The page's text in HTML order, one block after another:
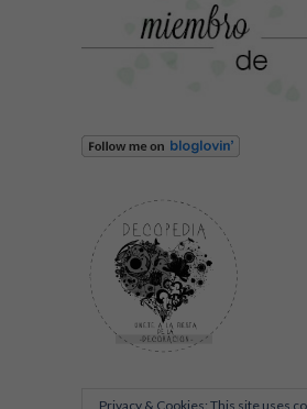
Privacy & Cookies: This site uses